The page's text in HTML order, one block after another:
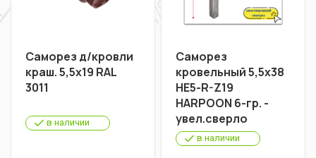
Саморез д/кровли
краш. 5,5х19 RAL
3011
в наличии
Саморез
кровельный 5,5х38
HE5-R-Z19
HARPOON 6-гр. -
увел.сверло
в наличии